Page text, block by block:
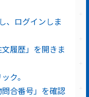
、ログインしま
履歴」を開きま
ク。
問合番号」を確認